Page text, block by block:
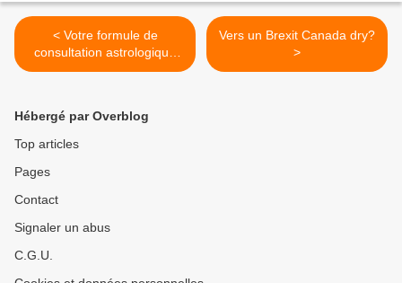
< Votre formule de
consultation astrologique
Sport & Bien-être
Vers un Brexit Canada dry?
>
Hébergé par Overblog
Top articles
Pages
Contact
Signaler un abus
C.G.U.